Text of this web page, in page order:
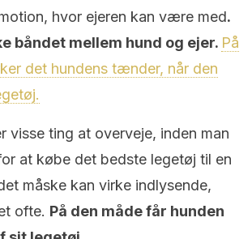
hvor ejeren kan være med.
båndet mellem hund og ejer. På
det hundens tænder, når den
visse ting at overveje, inden man
at købe det bedste legetøj til en
måske kan virke indlysende,
ofte. På den måde får hunden